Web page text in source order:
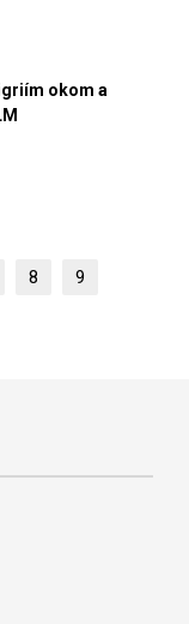
okom a
8
9